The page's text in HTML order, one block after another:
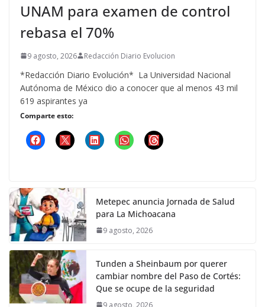
UNAM para examen de control
rebasa el 70%
9 agosto, 2026 Redacción Diario Evolucion
*Redacción Diario Evolución* La Universidad Nacional
Autónoma de México dio a conocer que al menos 43 mil
619 aspirantes ya
Comparte esto:
Metepec anuncia Jornada de Salud
para La Michoacana
9 agosto, 2026
Tunden a Sheinbaum por querer
cambiar nombre del Paso de Cortés:
Que se ocupe de la seguridad
9 agosto, 2026